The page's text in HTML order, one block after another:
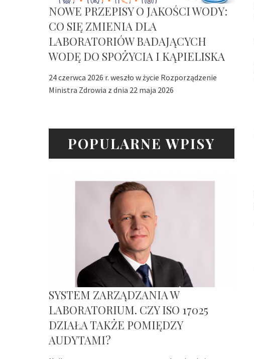
NOWE PRZEPISY O JAKOŚCI WODY:
CO SIĘ ZMIENIA DLA
LABORATORIÓW BADAJĄCYCH
WODĘ DO SPOŻYCIA I KĄPIELISKA
24 czerwca 2026 r. weszło w życie Rozporządzenie
Ministra Zdrowia z dnia 22 maja 2026
POPULARNE WPISY
SYSTEM ZARZĄDZANIA W
LABORATORIUM. CZY ISO 17025
DZIAŁA TAKŻE POMIĘDZY
AUDYTAMI?